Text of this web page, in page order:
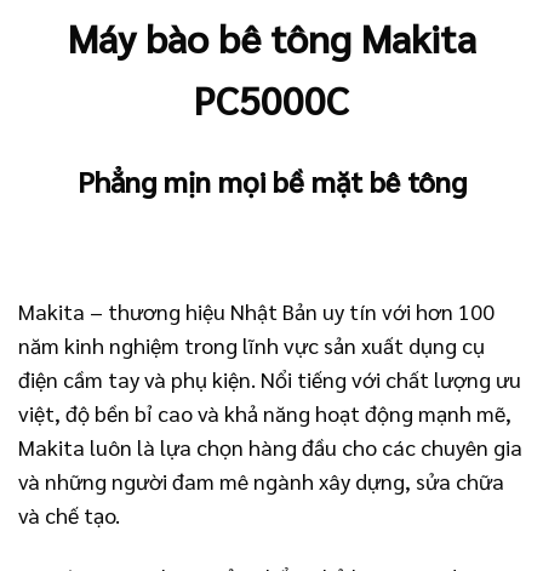
Máy bào bê tông Makita
PC5000C
Phẳng mịn mọi bề mặt bê tông
Makita – thương hiệu Nhật Bản uy tín với hơn 100
năm kinh nghiệm trong lĩnh vực sản xuất dụng cụ
điện cầm tay và phụ kiện. Nổi tiếng với chất lượng ưu
việt, độ bền bỉ cao và khả năng hoạt động mạnh mẽ,
Makita luôn là lựa chọn hàng đầu cho các chuyên gia
và những người đam mê ngành xây dựng, sửa chữa
và chế tạo.